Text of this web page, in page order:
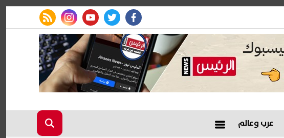
facebook
twitter
youtube
instagram
rss feed
عرب وعالم